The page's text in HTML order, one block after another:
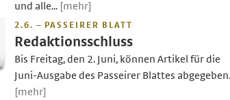
und alle... [mehr]
2.6. – PASSEIRER BLATT
Redaktionsschluss
Bis Freitag, den 2. Juni, können Artikel für die
Juni-Ausgabe des Passeirer Blattes
[mehr]